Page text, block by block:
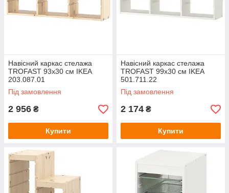
Навісний каркас стелажа
TROFAST 93х30 см IKEA
203.087.01
Під замовлення
2 956 ₴
Купити
Навісний каркас стелажа
TROFAST 99х30 см IKEA
501.711.22
Під замовлення
2 174 ₴
Купити